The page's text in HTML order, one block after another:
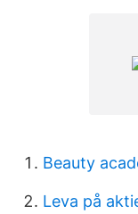
Beauty
Leva på